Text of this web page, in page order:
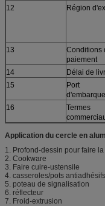
12
Région
13
Conditions
paiement
14 Délai de
15
Port
16
Termes
Application du cercle en
1. Profond-dessin pour faire
2. Cookware
3. Faire cuire-ustensile
4. casseroles/pots antiadhésifs
5. poteau de signalisation
6. réflecteur
7. Froid-extrusion